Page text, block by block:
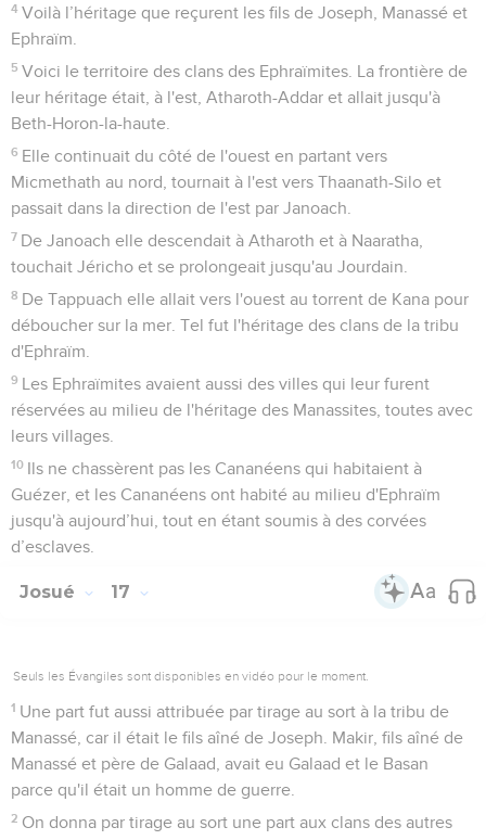
4 Voilà l’héritage que reçurent les fils de Joseph, Manassé et
Ephraïm.
5 Voici le territoire des clans des Ephraïmites. La frontière de
leur héritage était, à l'est, Atharoth-Addar et allait jusqu'à
Beth-Horon-la-haute.
6 Elle continuait du côté de l'ouest en partant vers
Micmethath au nord, tournait à l'est vers Thaanath-Silo et
passait dans la direction de l'est par Janoach.
7 De Janoach elle descendait à Atharoth et à Naaratha,
touchait Jéricho et se prolongeait jusqu'au Jourdain.
8 De Tappuach elle allait vers l'ouest au torrent de Kana pour
déboucher sur la mer. Tel fut l'héritage des clans de la tribu
d'Ephraïm.
9 Les Ephraïmites avaient aussi des villes qui leur furent
réservées au milieu de l'héritage des Manassites, toutes avec
leurs villages.
10 Ils ne chassèrent pas les Cananéens qui habitaient à
Guézer, et les Cananéens ont habité au milieu d'Ephraïm
jusqu'à aujourd’hui, tout en étant soumis à des corvées
d’esclaves.
Josué 17
Seuls les Évangiles sont disponibles en vidéo pour le moment.
1 Une part fut aussi attribuée par tirage au sort à la tribu de
Manassé, car il était le fils aîné de Joseph. Makir, fils aîné de
Manassé et père de Galaad, avait eu Galaad et le Basan
parce qu'il était un homme de guerre.
2 On donna par tirage au sort une part aux clans des autres